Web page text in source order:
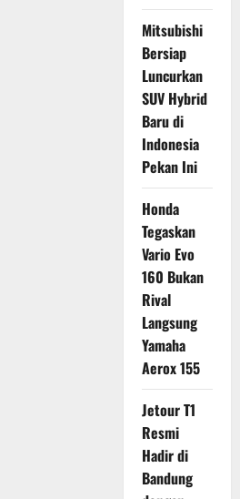
Mitsubishi
Bersiap
Luncurkan
SUV Hybrid
Baru di
Indonesia
Pekan Ini
Honda
Tegaskan
Vario Evo
160 Bukan
Rival
Langsung
Yamaha
Aerox 155
Jetour T1
Resmi
Hadir di
Bandung